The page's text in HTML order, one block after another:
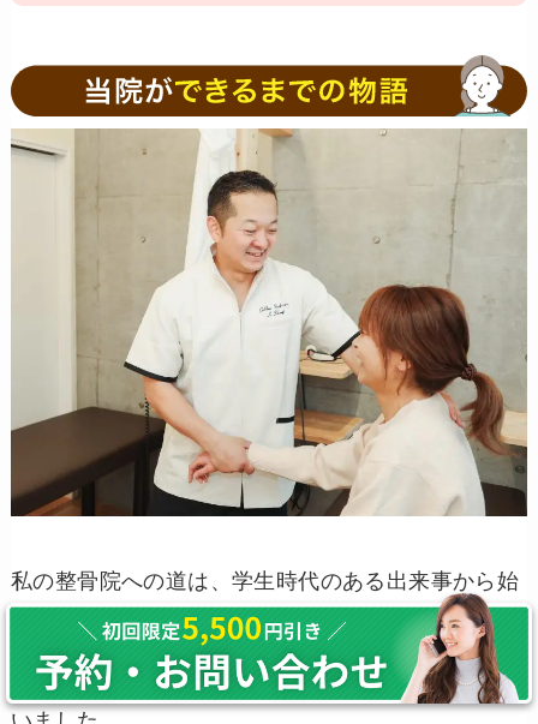
私の整骨院への道は、学生時代のある出来事から始
まりました。サッカーに情熱を注ぎ、上達したい一
心でハードなトレーニングを重ねる日々。しかし、
その熱意が災いし、右膝の十字靭帯を損傷してしま